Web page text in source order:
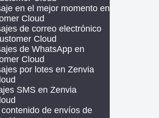
en el mejor momento en
Cloud
de correo electrónico
Cloud
de WhatsApp en
Cloud
por lotes en Zenvia
SMS en Zenvia
de envíos de